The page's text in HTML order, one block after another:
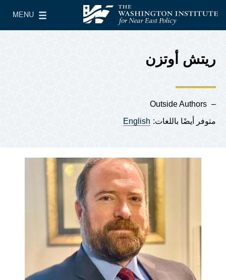
معهد واشنطن لسياسات الشرق الأدنى
MENU
Main Menu
ريتش أوتزن
Outside Authors
متوفر أيضًا باللغات: English